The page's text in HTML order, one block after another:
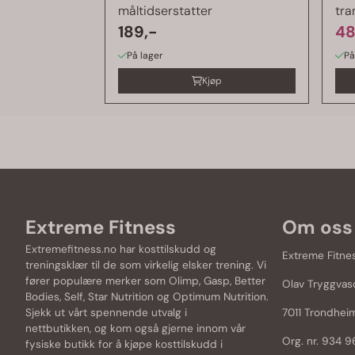
måltidserstatter
189,-
På lager
Kjøp
Extreme Fitness
Extremefitness.no har kosttilskudd og
treningsklær til de som virkelig elsker trening. Vi
fører populære merker som Olimp, Gasp, Better
Bodies, Self, Star Nutrition og Optimum Nutrition.
Sjekk ut vårt spennende utvalg i
nettbutikken, og kom også gjerne innom vår
fysiske butikk for å kjøpe kosttilskudd i
Om oss
Extreme
Olav
7011
Org. nr. 934